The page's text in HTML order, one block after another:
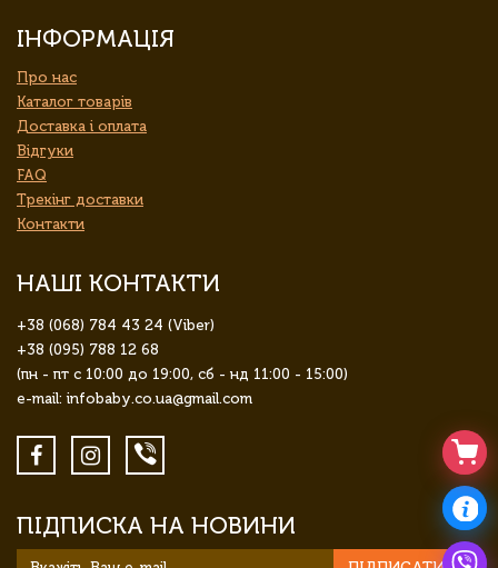
ІНФОРМАЦІЯ
Про нас
Каталог товарів
Доставка і оплата
Відгуки
FAQ
Трекінг доставки
Контакти
НАШІ КОНТАКТИ
+38 (068) 784 43 24 (Viber)
+38 (095) 788 12 68
(пн - пт с 10:00 до 19:00, сб - нд 11:00 - 15:00)
e-mail: infobaby.co.ua@gmail.com
ПІДПИСКА НА НОВИНИ